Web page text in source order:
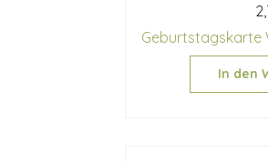
Geburtstagskarte
In den